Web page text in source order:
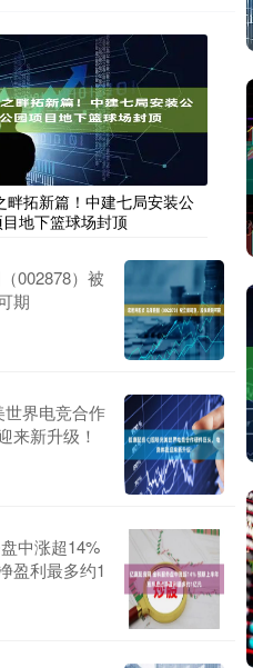
畔拓新篇！中建七局安装公
地下篮球场封顶
002878）被
期
界电竞合作
来新升级！
中涨超14%
盈利最多约1